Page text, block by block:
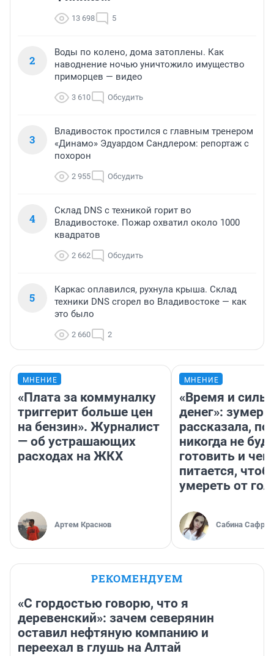
13 698 5
2
Воды по колено, дома затоплены. Как
наводнение ночью уничтожило имущество
приморцев — видео
3 610 Обсудить
3
Владивосток простился с главным тренером
«Динамо» Эдуардом Сандлером: репортаж с
похорон
2 955 Обсудить
4
Склад DNS с техникой горит во
Владивостоке. Пожар охватил около 1000
квадратов
2 662 Обсудить
5
Каркас оплавился, рухнула крыша. Склад
техники DNS сгорел во Владивостоке — как
это было
2 660 2
МНЕНИЕ
«Плата за коммуналку
триггерит больше цен
на бензин». Журналист
— об устрашающих
расходах на ЖКХ
Артем Краснов
МНЕНИЕ
«Время и
денег»:
рассказала,
никогда не
готовить и чем
питается,
умереть от
Сабина
РЕКОМЕНДУЕМ
«С гордостью говорю, что я
деревенский»: зачем северянин
оставил нефтяную компанию и
переехал в глушь на Алтай